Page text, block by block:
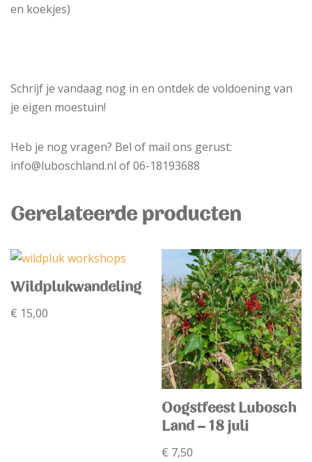
en koekjes)
Schrijf je vandaag nog in en ontdek de voldoening van
je eigen moestuin!
Heb je nog vragen? Bel of mail ons gerust:
info@luboschland.nl of 06-18193688
Gerelateerde producten
Wildplukwandeling
€ 15,00
Oogstfeest Lubosch
Land – 18 juli
€ 7,50